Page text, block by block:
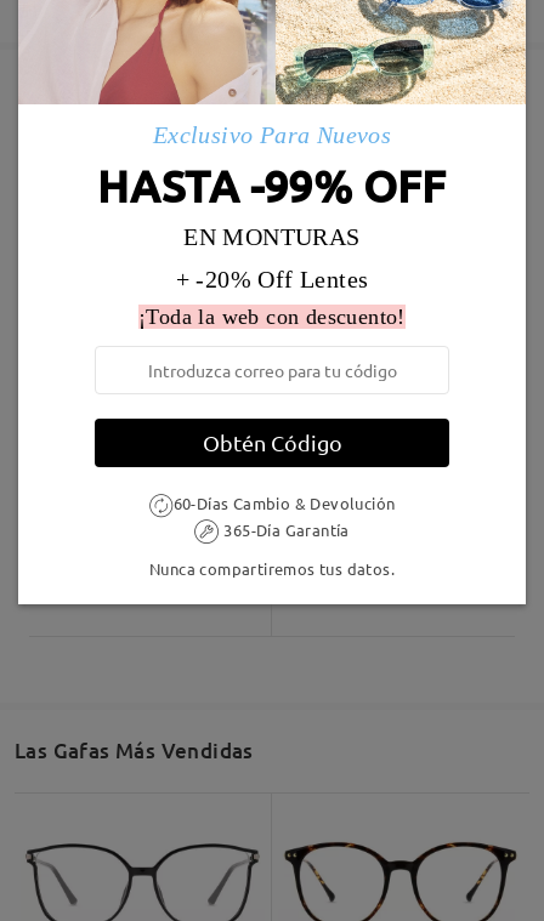
5-7 días laborales detalles
Enviado
5-7 días laborales
detalles
Marcos Similares
M26669 16,95 € AC55846 25,95 €
9,95 €
Las Gafas Más Vendidas
Exclusivo Para Nuevos
HASTA -99% OFF
EN MONTURAS
+ -20% Off Lentes
¡Toda la web con descuento!
Obtén Código
60-Días Cambio & Devolución
365-Día Garantía
Nunca compartiremos tus datos.